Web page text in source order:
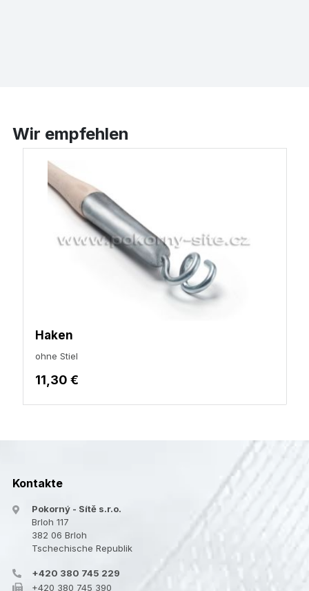
Wir empfehlen
Haken
ohne Stiel
11,30 €
Kontakte
Pokorný - Sítě s.r.o.
Brloh 117
382 06 Brloh
Tschechische Republik
+420 380 745 229
+420 380 745 390